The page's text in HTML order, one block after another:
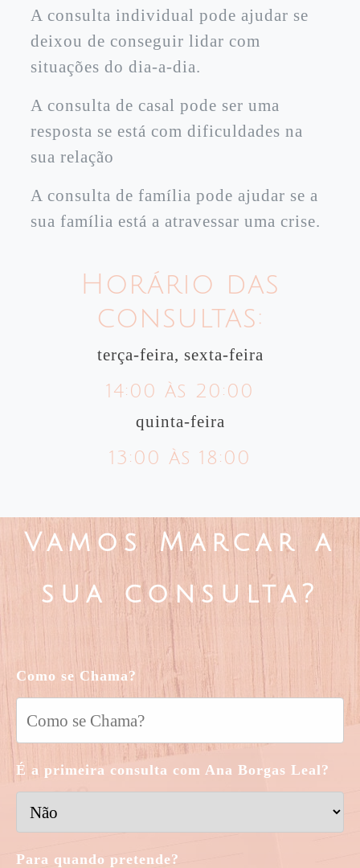
A consulta individual pode ajudar se
deixou de conseguir lidar com
situações do dia-a-dia.
A consulta de casal pode ser uma
resposta se está com dificuldades na
sua relação
A consulta de família pode ajudar se a
sua família está a atravessar uma crise.
Horário das
consultas:
terça-feira, sexta-feira
14:00 às 20:00
quinta-feira
13:00 às 18:00
Vamos Marcar a
sua consulta?
Como se Chama?
É a primeira consulta com Ana Borgas Leal?
Para quando pretende?